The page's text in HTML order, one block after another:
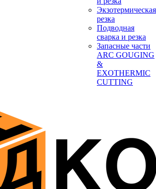
Экзотермическая
резка
Подводная
сварка и резка
Запасные части
ARC GOUGING
&
EXOTHERMIC
CUTTING